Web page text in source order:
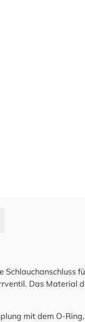
Schlauchanschluss
Das Material
mit dem O-